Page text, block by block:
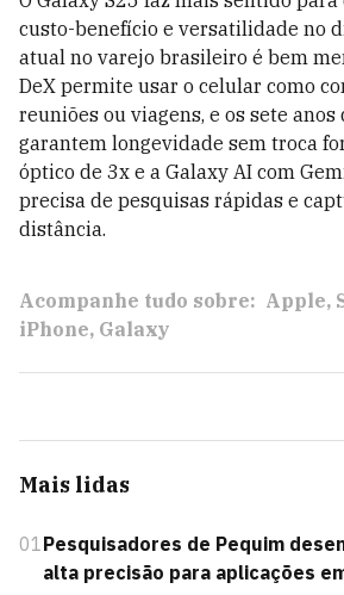
custo-benefício e versatilidade no
atual no varejo brasileiro é bem
DeX permite usar o celular como
reuniões ou viagens, e os sete anos
garantem longevidade sem troca
óptico de 3x e a Galaxy AI com
precisa de pesquisas rápidas e
distância.
Acompanhe tudo sobre: Apple
iPhone Galaxy
Mais lidas
01Pesquisadores de Pequim
alta precisão para aplicações